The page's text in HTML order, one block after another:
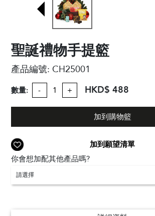
聖誕禮物手提籃
產品編號:CH25001
數量: - + HKD$ 488
加到購物籃
加到願望清單
你會想加配其他產品嗎?
請選擇